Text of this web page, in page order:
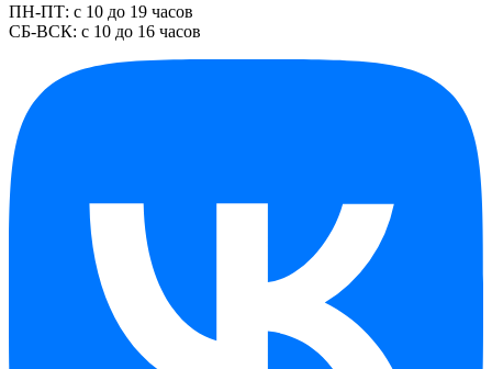
ПН-ПТ: с 10 до 19 часов
СБ-ВСК: с 10 до 16 часов